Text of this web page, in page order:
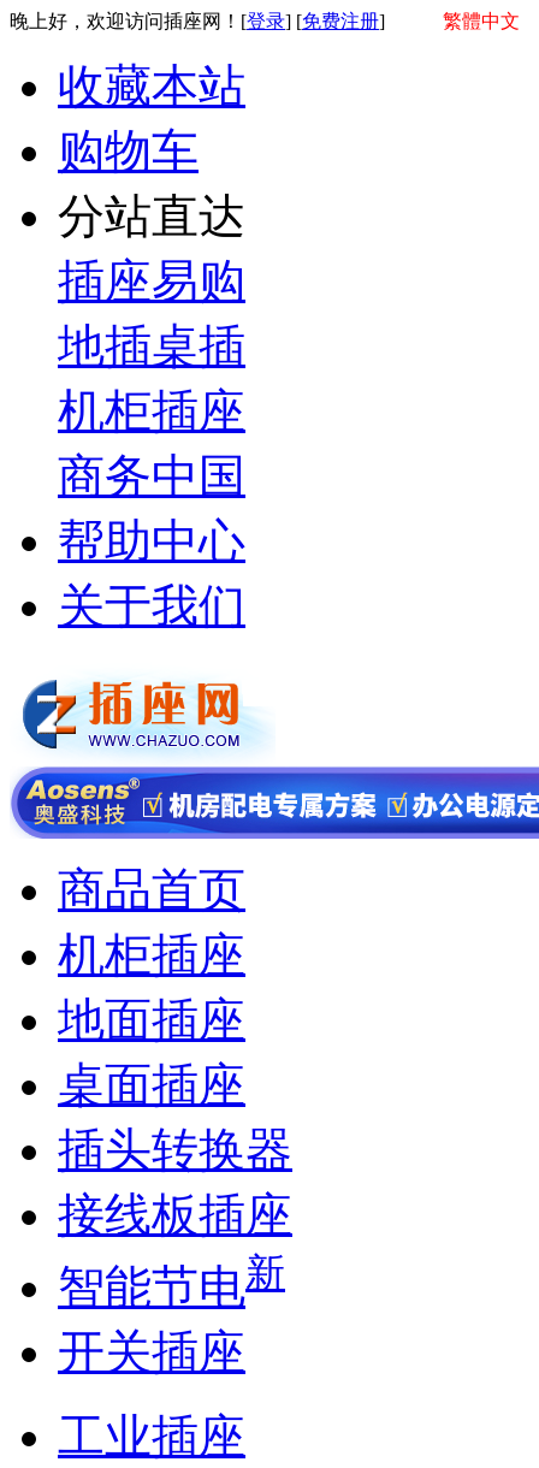
晚上好，欢迎访问插座网！[登录] [免费注册] 繁體中文
收藏本站
购物车
分站直达
插座易购
地插桌插
机柜插座
商务中国
帮助中心
关于我们
商品首页
机柜插座
地面插座
桌面插座
插头转换器
接线板插座
智能节电新
开关插座
工业插座